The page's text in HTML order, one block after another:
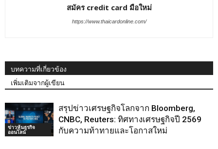
สมัคร credit card มือใหม่
https://www.thaicardonline.com/
บทความที่เกี่ยวข้อง
เพิ่มเติมจากผู้เขียน
ข่าวหุ้นธุรกิจ
ออนไลน์
สรุปข่าวเศรษฐกิจโลกจาก Bloomberg,
CNBC, Reuters: ทิศทางเศรษฐกิจปี 2569
กับความท้าทายและโอกาสใหม่